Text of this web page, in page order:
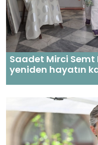
Saadet Mirci Semt
yeniden hayatın